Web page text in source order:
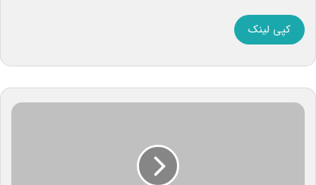
کپی لینک